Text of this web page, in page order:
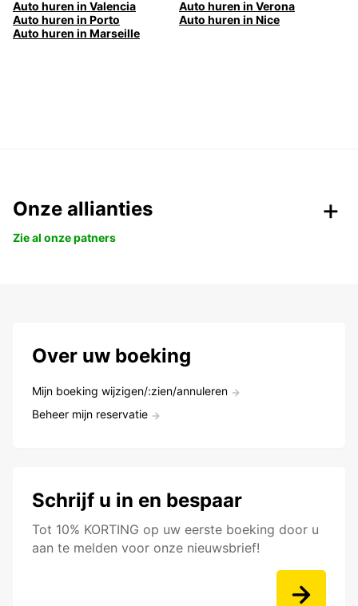
Auto huren in Valencia
Auto huren in Verona
Auto huren in Porto
Auto huren in Nice
Auto huren in Marseille
Onze allianties
Zie al onze patners
Over uw boeking
Mijn boeking wijzigen/:zien/annuleren
Beheer mijn reservatie
Schrijf u in en bespaar
Tot 10% KORTING op uw eerste boeking door u
aan te melden voor onze nieuwsbrief!